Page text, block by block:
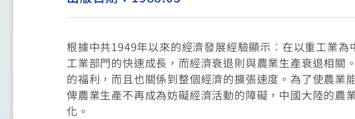
根據中共1949年以來的經濟發展經驗顯示︰在以重工業
工業部門的快速成長，而經濟衰退則與農業生產衰退相關
的福利，而且也關係到整個經濟的擴張速度。為了使農業
俾農業生產不再成為妨礙經濟活動的障礙，中國大陸的農
化。